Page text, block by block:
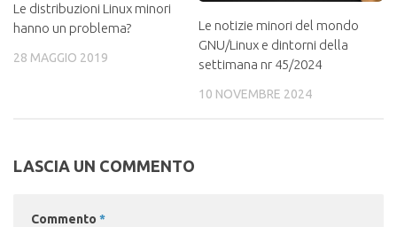
Le distribuzioni Linux minori
hanno un problema?
28 MAGGIO 2019
Le notizie minori del mondo
GNU/Linux e dintorni della
settimana nr 45/2024
10 NOVEMBRE 2024
LASCIA UN COMMENTO
Commento *